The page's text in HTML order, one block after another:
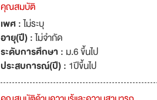
คุณสมบัติ
เพศ :ไม่ระบุ
อายุ(ปี) :ไม่จำกัด
ระดับการศึกษา : ม.6 ขึ้นไป
ประสบการณ์(ปี) : 1ปีขึ้นไป